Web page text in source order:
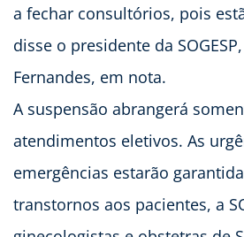
a fechar consultórios, pois
disse o presidente da
Fernandes, em nota.
A suspensão abrangerá
atendimentos eletivos. As
emergências estarão
transtornos aos pacientes, a